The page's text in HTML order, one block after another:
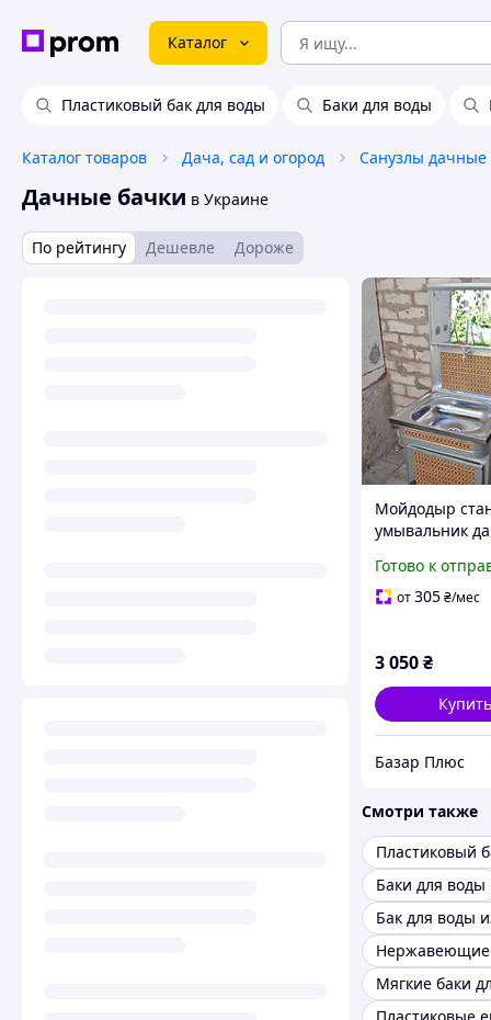
Каталог
Пластиковый бак для воды Баки для воды
Каталог товаров Дача, сад и огород Санузлы дачные
Дачные бачки в Украине
По рейтингу Дешевле Дороже
Мойдодыр
умывальник
Готово к
от305₴/мес
3 050₴
Купить
Базар Плюс
Смотри также
Баки для воды
Нержавеющие
Мягкие баки